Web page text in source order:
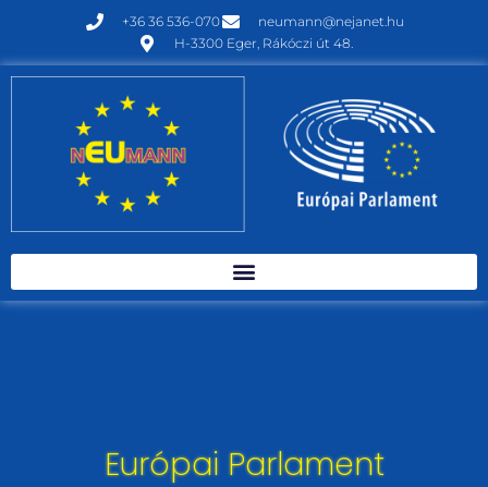
+36 36 536-070
neumann@nejanet.hu
H-3300 Eger, Rákóczi út 48.
Európai Parlament